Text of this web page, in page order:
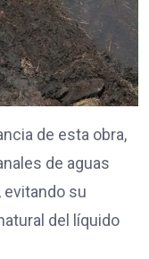
de esta obra,
de aguas
evitando su
del líquido